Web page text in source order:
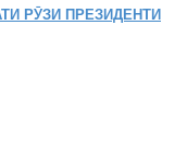
РӮЗИ ПРЕЗИДЕНТИ